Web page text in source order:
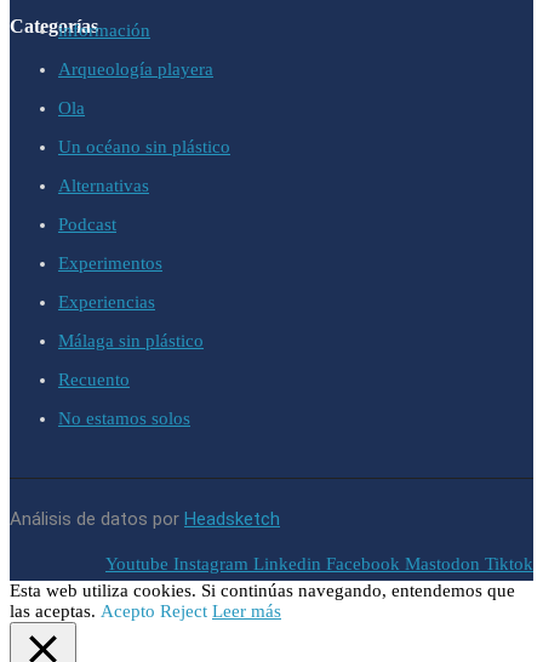
Categoríasinformación
Arqueología playera
Ola
Un océano sin plástico
Alternativas
Podcast
Experimentos
Experiencias
Málaga sin plástico
Recuento
No estamos solos
Análisis de datos por Headsketch
Youtube Instagram Linkedin Facebook Mastodon Tiktok
Esta web utiliza cookies. Si continúas navegando, entendemos que
las aceptas. Acepto Reject Leer más